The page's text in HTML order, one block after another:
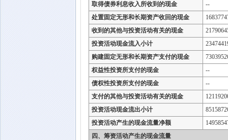
取得债券利息收入所收到的现金
--
处置固定无形和长期资产收回的现金
收到的其他与投资活动有关的现金
投资活动现金流入小计
购建固定无形和长期资产支付的现金
权益性投资所支付的现金
--
债权性投资所支付的现金
--
支付的其他与投资活动有关的现金
投资活动现金流出小计
投资活动产生的现金流量净额
四、筹资活动产生的现金流量